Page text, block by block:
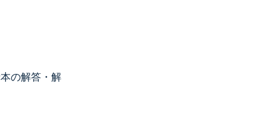
の解答・解